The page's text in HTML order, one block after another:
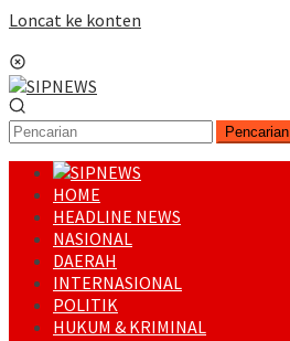
Loncat ke konten
Pencarian
HOME
HEADLINE NEWS
NASIONAL
DAERAH
INTERNASIONAL
POLITIK
HUKUM & KRIMINAL